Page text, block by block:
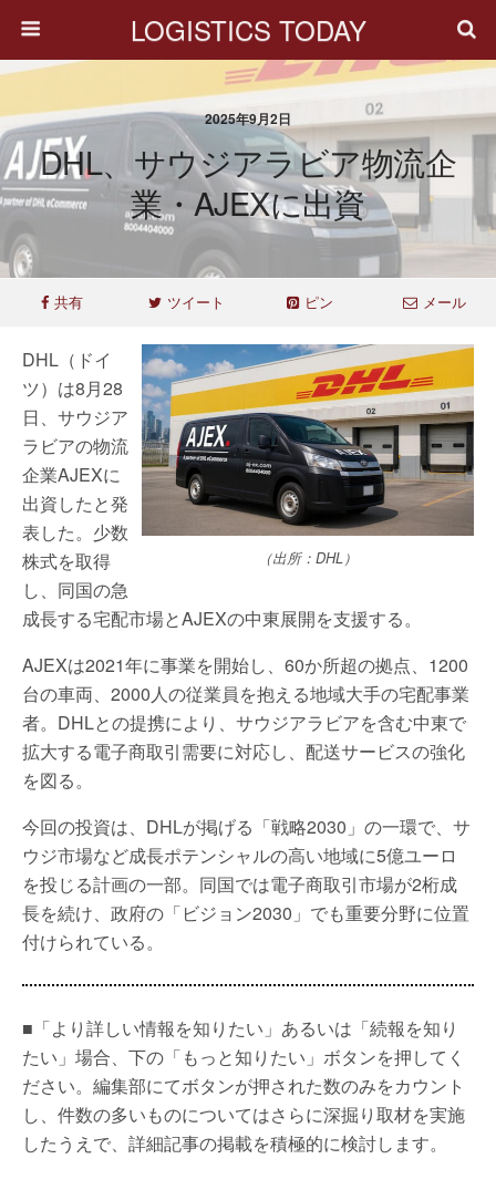
LOGISTICS TODAY
2025年9月2日
DHL、サウジアラビア物流企
業・AJEXに出資
共有 ツイート ピン メール
（出所：DHL）
DHL（ドイ
ツ）は8月28
日、サウジア
ラビアの物流
企業AJEXに
出資したと発
表した。少数
株式を取得
し、同国の急
成長する宅配市場とAJEXの中東展開を支援する。
AJEXは2021年に事業を開始し、60か所超の拠点、1200
台の車両、2000人の従業員を抱える地域大手の宅配事業
者。DHLとの提携により、サウジアラビアを含む中東で
拡大する電子商取引需要に対応し、配送サービスの強化
を図る。
今回の投資は、DHLが掲げる「戦略2030」の一環で、サ
ウジ市場など成長ポテンシャルの高い地域に5億ユーロ
を投じる計画の一部。同国では電子商取引市場が2桁成
長を続け、政府の「ビジョン2030」でも重要分野に位置
付けられている。
■「より詳しい情報を知りたい」あるいは「続報を知り
たい」場合、下の「もっと知りたい」ボタンを押してく
ださい。編集部にてボタンが押された数のみをカウント
し、件数の多いものについてはさらに深掘り取材を実施
したうえで、詳細記事の掲載を積極的に検討します。